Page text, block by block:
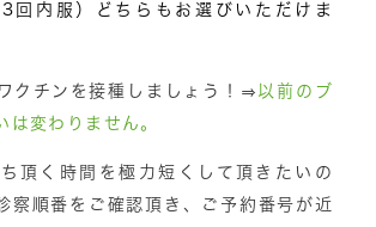
回内服）どちらもお選びいただけま
クチンを接種しましょう！⇒ 以前のブ
は変わりません。
頂く時間を極力短くして頂きたいの
察順番をご確認頂き、ご予約番号が近